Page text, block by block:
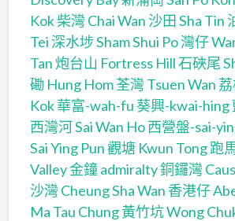
Kok柴灣 Chai Wan沙田 Sha Tin
Tei深水埗 Sham Shui Po灣仔
Tan炮台山 Fortress Hill石硤尾
磡 Hung Hom荃灣 Tsuen Wan
Kok華富-wah-fu葵興-kwai-hing
西灣河 Sai Wan Ho西營盤-sai-
Sai Ying Pun觀塘 Kwun Tong跑
Valley金鐘 admiralty銅鑼灣
沙灣 Cheung Sha Wan 香港仔
Ma Tau Chung黃竹坑 Wong